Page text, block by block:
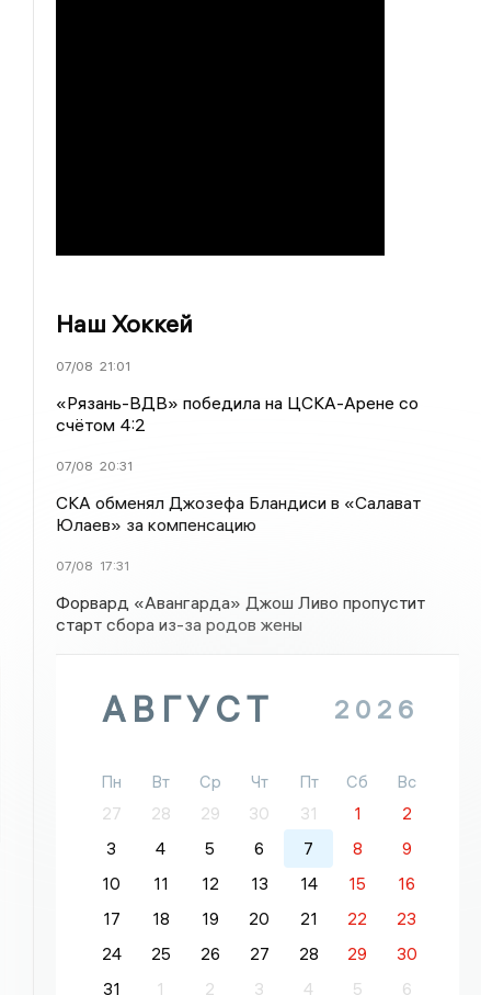
Наш Хоккей
07/08 21:01
«Рязань-ВДВ» победила на ЦСКА-Арене со
счётом 4:2
07/08 20:31
СКА обменял Джозефа Бландиси в «Салават
Юлаев» за компенсацию
07/08 17:31
Форвард «Авангарда» Джош Ливо пропустит
старт сбора из-за родов жены
АВГУСТ 2026
Пн Вт Ср Чт Пт Сб
Вс
27
28 29 30 31 1
2
3
4 5 6 7 8
9
10
11 12 13 14 15
16
17
18 19 20 21 22
23
24
25 26 27 28 29
30
31
1 2 3 4 5 6